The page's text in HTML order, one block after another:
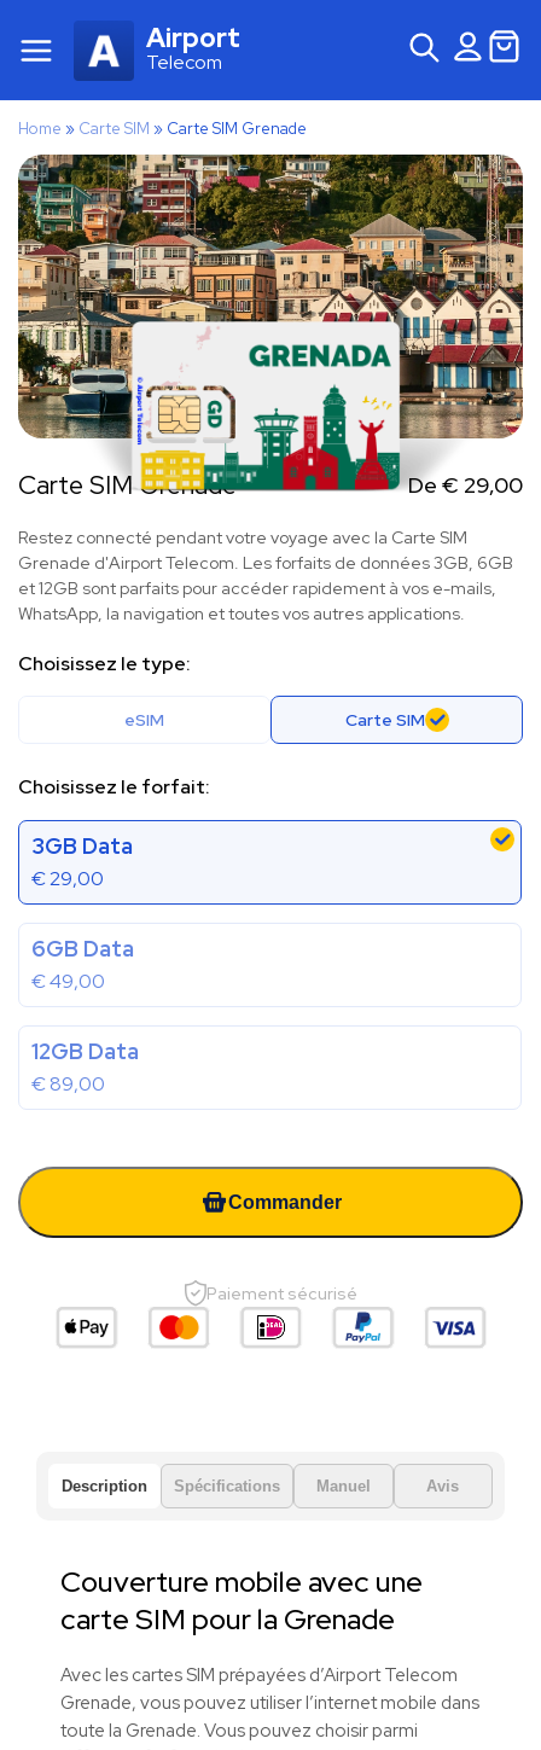
Airport
Telecom
Home » Carte SIM » Carte SIM Grenade
Carte SIM Grenade De € 29,00
Restez connecté pendant votre voyage avec la Carte SIM
Grenade d'Airport Telecom. Les forfaits de données 3GB, 6GB
et 12GB sont parfaits pour accéder rapidement à vos e-mails,
WhatsApp, la navigation et toutes vos autres applications.
Choisissez le type:
eSIM Carte SIM
Choisissez le forfait:
3GB Data
€29,00
6GB Data
€49,00
12GB Data
€89,00
Commander
Paiement sécurisé
Description Spécifications Manuel Avis
Couverture mobile avec une
carte SIM pour la Grenade
Avec les cartes SIM prépayées d’Airport Telecom
Grenade, vous pouvez utiliser l’internet mobile dans
toute la Grenade. Vous pouvez choisir parmi